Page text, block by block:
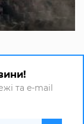
та e-mail